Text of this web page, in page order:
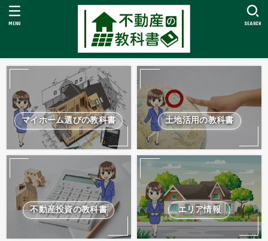
SEARCH
MENU
マイホーム選びの教科書 土地活用の教科書
不動産投資の教科書 エリア情報